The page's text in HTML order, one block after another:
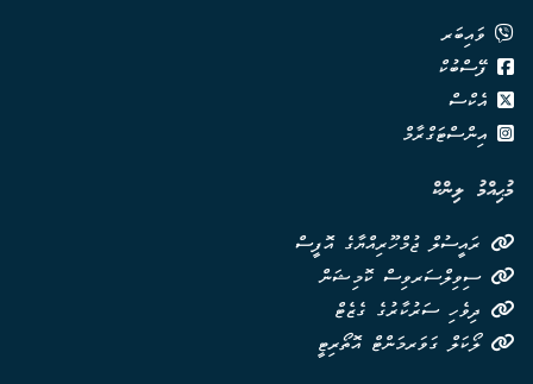
ވައިބަރ
ފޭސްބުކް
އެކްސް
އިންސްޓަގްރާމް
މުޙިއްމު ލިންކް
ރައީސުލް ޖުމްހޫރިއްޔާގެ އޮފީސް
ސިވިލްސަރވިސް ކޮމިޝަން
ދިވެހި ސަރުކާރުގެ ގެޒެޓް
ލޯކަލް ގަވަރމަންޓް އޮތޯރިޓީ